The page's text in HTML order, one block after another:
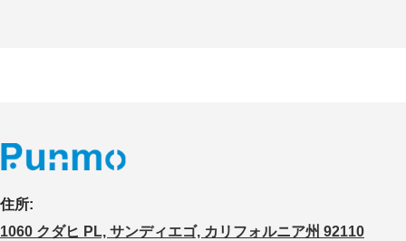
住所:
1060 クダヒ PL, サンディエゴ, カリフォルニア州 92110